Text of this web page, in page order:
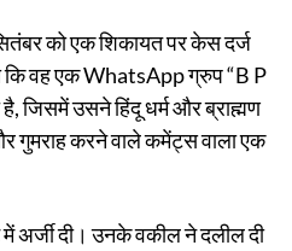
को एक शिकायत पर केस दर्ज
कि वह एक WhatsApp ग्रुप “B P
जिसमें उसने हिंदू धर्म और ब्राह्मण
गुमराह करने वाले कमेंट्स वाला एक
में अर्जी दी। उनके वकील ने दलील दी